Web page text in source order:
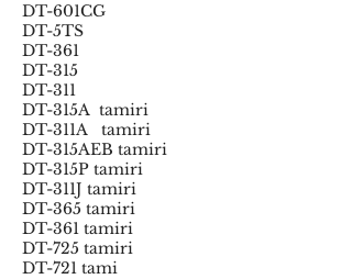
DT-601CG
DT-5TS
DT-361
DT-315
DT-311
DT-315A tamiri
DT-311A tamiri
DT-315AEB tamiri
DT-315P tamiri
DT-311J tamiri
DT-365 tamiri
DT-361 tamiri
DT-725 tamiri
DT-721 tami